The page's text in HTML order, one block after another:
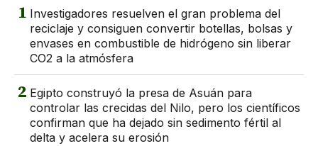
1 Investigadores resuelven el gran problema del
reciclaje y consiguen convertir botellas, bolsas y
envases en combustible de hidrógeno sin liberar
CO2 a la atmósfera
2 Egipto construyó la presa de Asuán para
controlar las crecidas del Nilo, pero los científicos
confirman que ha dejado sin sedimento fértil al
delta y acelera su erosión